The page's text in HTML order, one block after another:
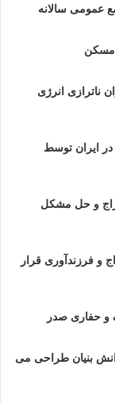
عمومی سالانه
مسکن
ناترازی انرژی
ژنراتور در ایران توسط
و حل مشکل
و فرزندآوری قرار
و حفاری صدر
بنیان طراحی می